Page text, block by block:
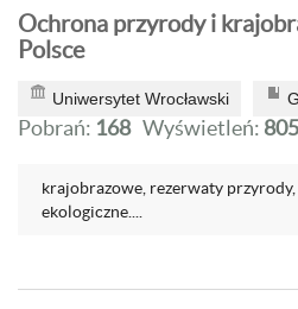
Ochrona przyrody i
Polsce
Uniwersytet Wrocławski
Pobrań: 168 Wyświetleń: 805
krajobrazowe, rezerwaty
ekologiczne....